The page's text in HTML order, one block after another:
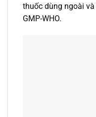
thuốc dùng ngoài
GMP-WHO.